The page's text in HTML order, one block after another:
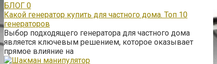
БЛОГ 0
Какой генератор купить для частного дома. Топ 10
генераторов
Выбор подходящего генератора для частного дома
является ключевым решением, которое оказывает
прямое влияние на